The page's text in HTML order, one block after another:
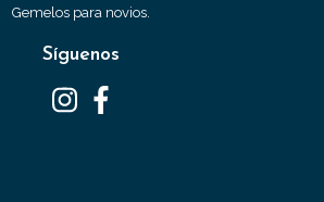
Gemelos para novios.
Síguenos